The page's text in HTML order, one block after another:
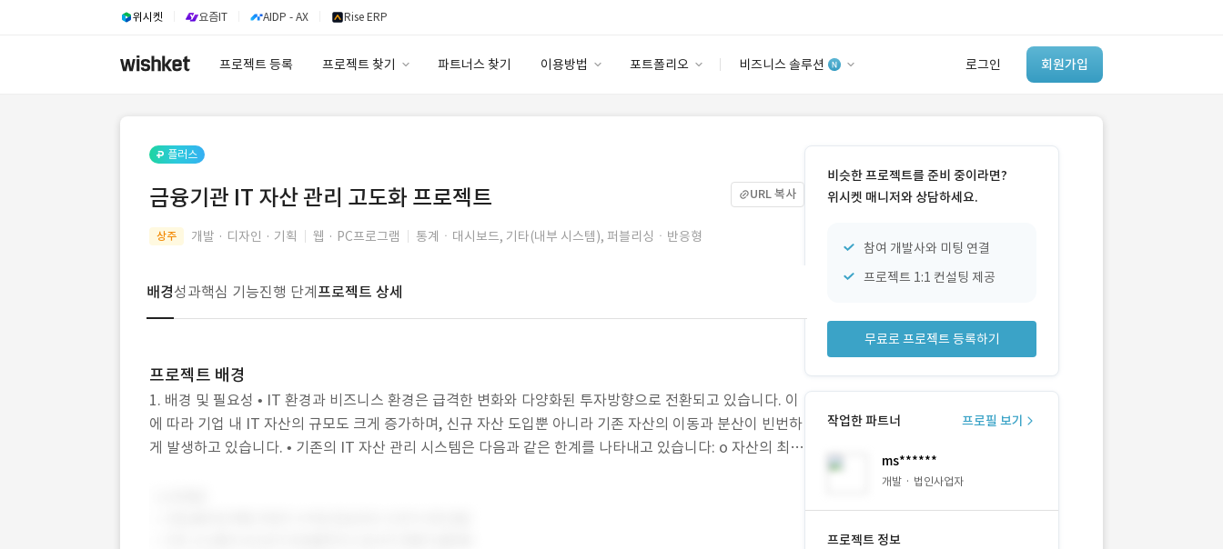
위시켓 요즘IT AIDP - AX Rise ERP
프로젝트 등록 프로젝트 찾기 파트너스 찾기 이용방법 포트폴리오 비즈니스 솔루션 로그인 회원가입
안심 코드 케어
스토어
‘이런 거’ 만들어본
개발 회사 있어?
플러스
금융기관 IT 자산 관리 고도화 프로젝트 URL 복사
상주 개발 · 디자인 · 기획 웹 · PC프로그램 통계ㆍ대시보드, 기타(내부 시스템), 퍼블리싱ㆍ반응형
배경성과핵심 기능진행 단계 프로젝트 상세
프로젝트 배경
1. 배경 및 필요성 • IT 환경과 비즈니스 환경은 급격한 변화와 다양화된 투자방향으로 전환되고 있습니다. 이
에 따라 기업 내 IT 자산의 규모도 크게 증가하며, 신규 자산 도입뿐 아니라 기존 자산의 이동과 분산이 빈번하
게 발생하고 있습니다. • 기존의 IT 자산 관리 시스템은 다음과 같은 한계를 나타내고 있습니다: o 자산의 최초
비슷한 프로젝트를 준비 중이라면?
위시켓 매니저와 상담하세요.
참여 개발사와 미팅 연결
프로젝트 1:1 컨설팅 제공
무료로 프로젝트 등록하기
작업한 파트너 프로필 보기
ms******
개발 · 법인사업자
프로젝트 정보